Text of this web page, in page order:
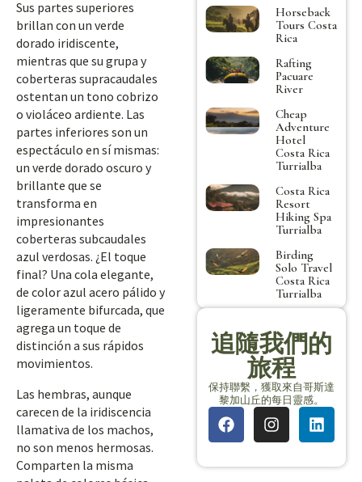
Sus partes superiores
brillan con un verde
dorado iridiscente,
mientras que su grupa y
coberteras supracaudales
ostentan un tono cobrizo
o violáceo ardiente. Las
partes inferiores son un
espectáculo en sí mismas:
un verde dorado oscuro y
brillante que se
transforma en
impresionantes
coberteras subcaudales
azul verdosas. ¿El toque
final? Una cola elegante,
de color azul acero pálido y
ligeramente bifurcada, que
agrega un toque de
distinción a sus rápidos
movimientos.
Las hembras, aunque
carecen de la iridiscencia
llamativa de los machos,
no son menos hermosas.
Comparten la misma
Horseback
Tours Costa
Rica
Rafting
Pacuare
River
Cheap
Adventure
Hotel
Costa Rica
Turrialba
Costa Rica
Resort
Hiking Spa
Turrialba
Birding
Solo Travel
Costa Rica
Turrialba
追隨我們的
旅程
保持聯繫，獲取來自哥斯達
黎加山丘的每日靈感。